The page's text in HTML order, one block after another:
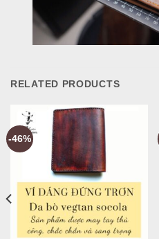
RELATED PRODUCTS
-46%